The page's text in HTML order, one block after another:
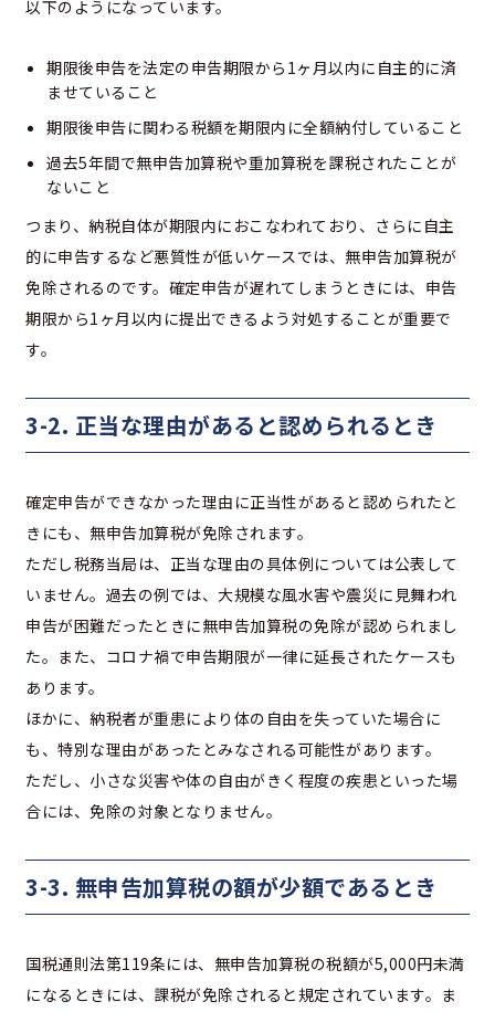
以下のようになっています。
期限後申告を法定の申告期限から1ヶ月以内に自主的に済
ませていること
期限後申告に関わる税額を期限内に全額納付していること
過去5年間で無申告加算税や重加算税を課税されたことが
ないこと
つまり、納税自体が期限内におこなわれており、さらに自主
的に申告するなど悪質性が低いケースでは、無申告加算税が
免除されるのです。確定申告が遅れてしまうときには、申告
期限から1ヶ月以内に提出できるよう対処することが重要で
す。
3-2. 正当な理由があると認められるとき
確定申告ができなかった理由に正当性があると認められたと
きにも、無申告加算税が免除されます。
ただし税務当局は、正当な理由の具体例については公表して
いません。過去の例では、大規模な風水害や震災に見舞われ
申告が困難だったときに無申告加算税の免除が認められまし
た。また、コロナ禍で申告期限が一律に延長されたケースも
あります。
ほかに、納税者が重患により体の自由を失っていた場合に
も、特別な理由があったとみなされる可能性があります。
ただし、小さな災害や体の自由がきく程度の疾患といった場
合には、免除の対象となりません。
3-3. 無申告加算税の額が少額であるとき
国税通則法第119条には、無申告加算税の税額が5,000円未満
になるときには、課税が免除されると規定されています。ま